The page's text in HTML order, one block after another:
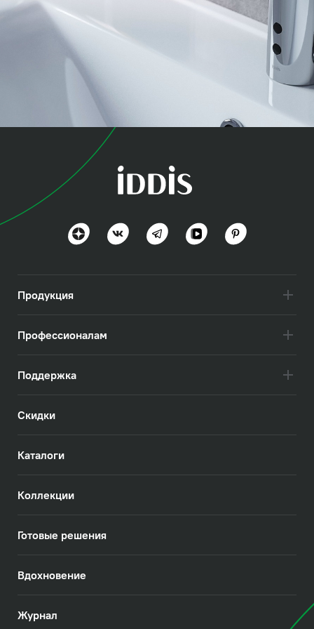
коллекция
Пульс (Pulse)
Продукция
Профессионалам
Поддержка
Скидки
Каталоги
Коллекции
Готовые решения
Вдохновение
Журнал